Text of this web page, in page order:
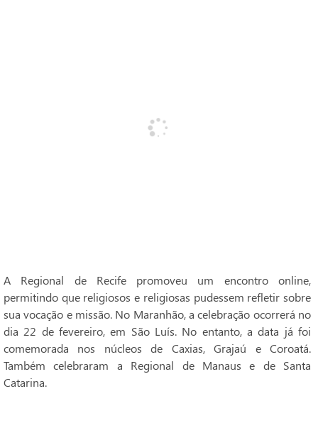
A Regional de Recife promoveu um encontro online,
permitindo que religiosos e religiosas pudessem refletir sobre
sua vocação e missão. No Maranhão, a celebração ocorrerá no
dia 22 de fevereiro, em São Luís. No entanto, a data já foi
comemorada nos núcleos de Caxias, Grajaú e Coroatá.
Também celebraram a Regional de Manaus e de Santa
Catarina.